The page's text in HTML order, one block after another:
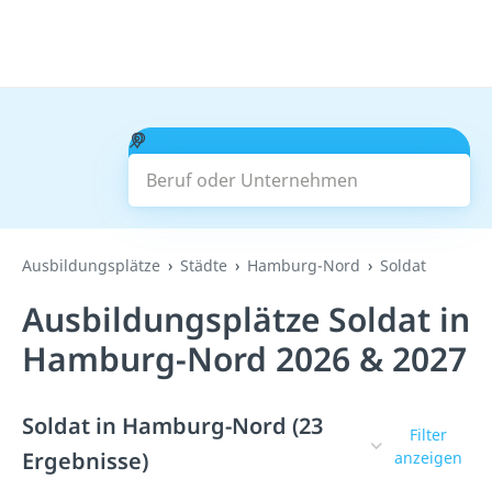
Beruf oder Unternehmen
Suchen
Ausbildungsplätze Städte Hamburg-Nord Soldat
Ausbildungsplätze Soldat in
Hamburg-Nord 2026 & 2027
Soldat in Hamburg-Nord (23
Ergebnisse)
Filter
anzeigen